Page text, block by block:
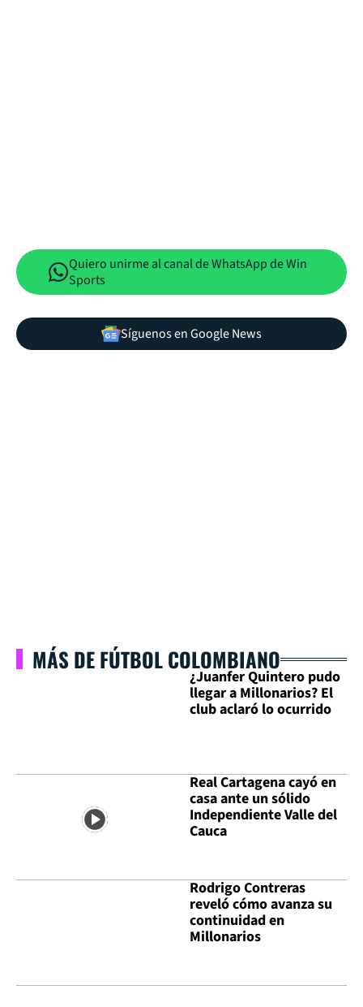
Quiero unirme al canal de WhatsApp de Win
Sports
Síguenos en Google News
MÁS DE FÚTBOL COLOMBIANO
¿Juanfer Quintero pudo
llegar a Millonarios? El
club aclaró lo ocurrido
Real Cartagena cayó en
casa ante un sólido
Independiente Valle del
Cauca
Rodrigo Contreras
reveló cómo avanza su
continuidad en
Millonarios